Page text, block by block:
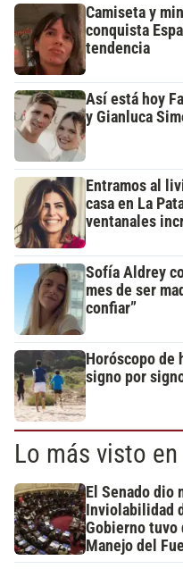
Camiseta y
conquista
tendencia
Así está hoy
y Gianluca
Entramos al
casa en La
ventanales
Sofía Aldrey
mes de ser
confiar”
Horóscopo de
signo por
Lo más visto en
El Senado dio
Inviolabilidad
Gobierno tuvo
Manejo del